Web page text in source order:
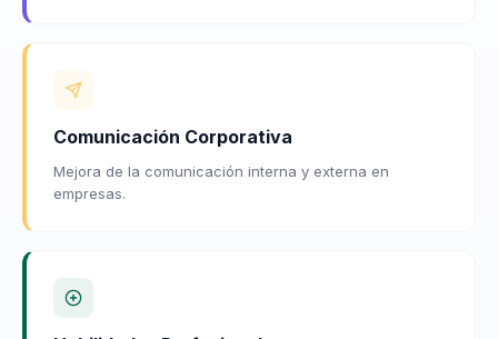
Comunicación Corporativa
Mejora de la comunicación interna y externa en
empresas.